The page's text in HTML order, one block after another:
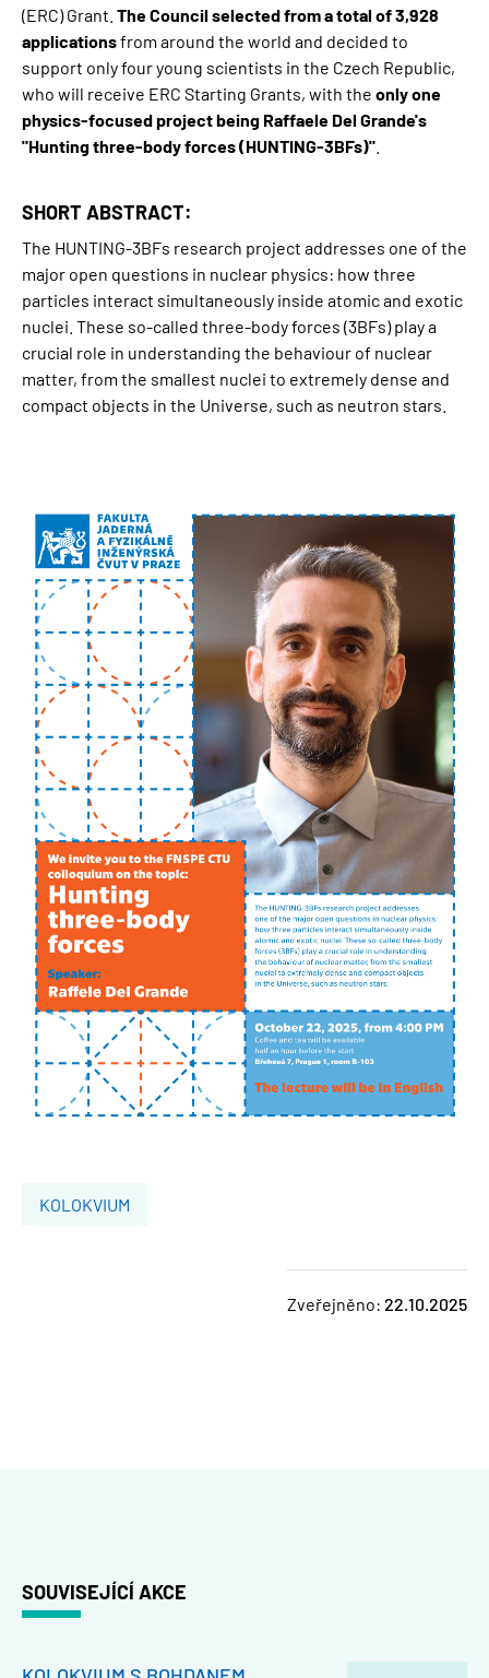
(ERC) Grant. The Council selected from a total of 3,928
applicationsfrom around the world and decided to
support only four young scientists in the Czech Republic,
who will receive ERC Starting Grants, with the only one
physics-focused project being Raffaele Del Grande's
"Hunting three-body forces (HUNTING-3BFs)"
SHORT ABSTRACT:
The HUNTING-3BFs research project addresses one of the
major open questions in nuclear physics: how three
particles interact simultaneously inside atomic and exotic
nuclei. These so-called three-body forces (3BFs) play a
crucial role in understanding the behaviour of nuclear
matter, from the smallest nuclei to extremely dense and
compact objects in the Universe, such as neutron stars.
KOLOKVIUM
Zveřejněno: 22.10.2025
SOUVISEJÍCÍ AKCE